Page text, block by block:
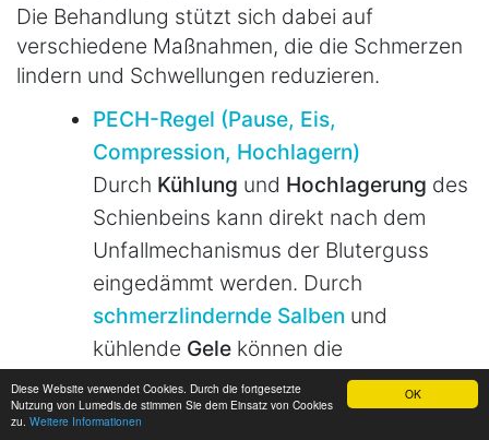
OK
Diese Website verwendet Cookies. Durch die fortgesetzte
Nutzung von Lumedis.de stimmen Sie dem Einsatz von Cookies
zu. Weitere Informationen
Die Behandlung stützt sich dabei auf
verschiedene Maßnahmen, die die Schmerzen
lindern und Schwellungen reduzieren.
PECH-Regel (Pause, Eis,
Compression, Hochlagern)
Durch Kühlung und Hochlagerung des
Schienbeins kann direkt nach dem
Unfallmechanismus der Bluterguss
eingedämmt werden. Durch
schmerzlindernde Salben und
kühlende Gele können die
Beschwerden gebessert werden. Es
gibt auch einigeHausmittel gegen